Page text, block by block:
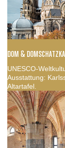
DOM &
UNESCO-
Ausstattung:
Altartafel.